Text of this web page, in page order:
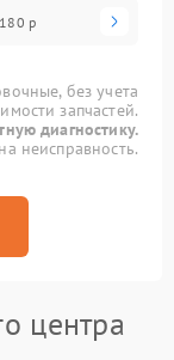
р
без учета
запчастей.
диагностику.
неисправность.
центра